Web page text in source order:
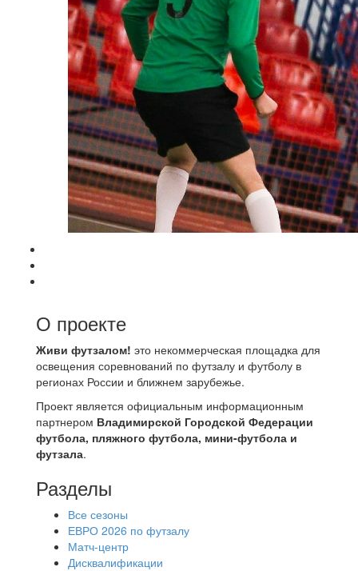
О проекте
Живи футзалом! это некоммерческая площадка для
освещения соревнований по футзалу и футболу в
регионах России и ближнем зарубежье.
Проект является официальным информационным
партнером Владимирской Городской Федерации
футбола, пляжного футбола, мини-футбола и
футзала.
Разделы
Все сезоны
ЕВРО 2026 по футзалу
Матч-центр
Дисквалификации